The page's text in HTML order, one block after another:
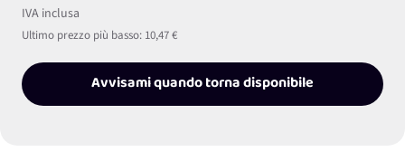
IVA inclusa
Ultimo prezzo più basso: 10,47 €
Avvisami quando torna disponibile